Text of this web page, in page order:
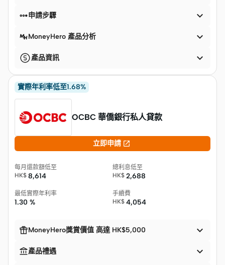
申請步驟 
MoneyHero 產品分析 
產品資訊 
實際年利率低至1.68%
OCBC 華僑銀行私人貸款
立即申請 
每月還款額低至
HK$ 8,614
總利息低至
HK$ 2,688
最低實際年利率
1.30 %
手續費
HK$ 4,054
MoneyHero獎賞價值 高達 HK$5,000 
產品禮遇 